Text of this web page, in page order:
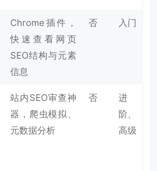
Chrome插件，
快速查看网页
SEO结构与元素
信息
否 入门
站内SEO审查神
器，爬虫模拟、
元数据分析
否
进
阶、
高级